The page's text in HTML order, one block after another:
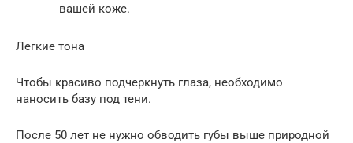
вашей коже.
Легкие тона
Чтобы красиво подчеркнуть глаза, необходимо
наносить базу под тени.
После 50 лет не нужно обводить губы выше природной